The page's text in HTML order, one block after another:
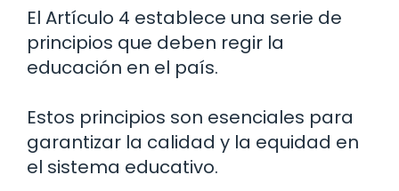
El Artículo 4 establece una serie de
principios que deben regir la
educación en el país.
Estos principios son esenciales para
garantizar la calidad y la equidad en
el sistema educativo.